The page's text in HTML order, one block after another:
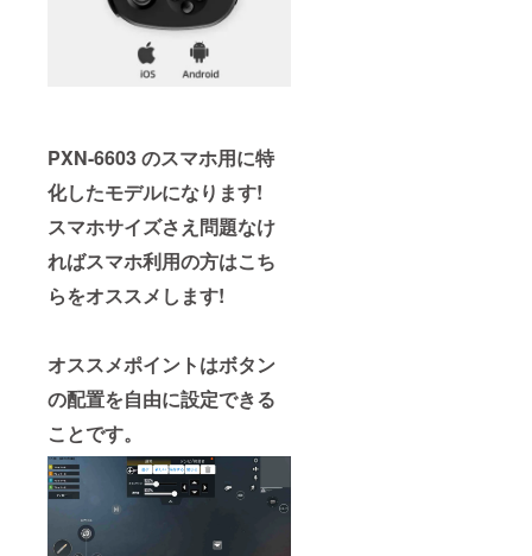
PXN-6603 のスマホ用に特
化したモデルになります!
スマホサイズさえ問題なけ
ればスマホ利用の方はこち
らをオススメします!
オススメポイントはボタン
の配置を自由に設定できる
ことです。